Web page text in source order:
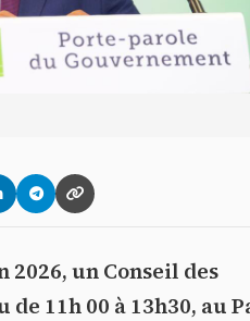
un Conseil des
de 11h 00 à 13h30, au